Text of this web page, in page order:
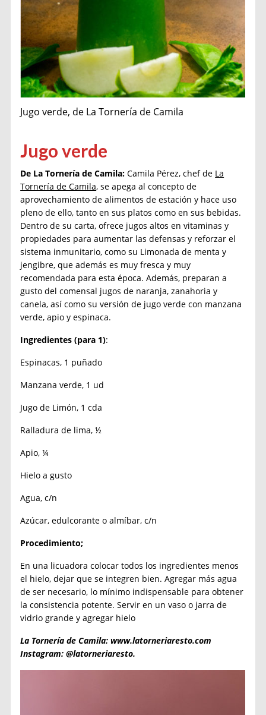
Jugo verde, de La Tornería de Camila
Jugo verde
De La Tornería de Camila: Camila Pérez, chef de La
Tornería de Camila, se apega al concepto de
aprovechamiento de alimentos de estación y hace uso
pleno de ello, tanto en sus platos como en sus bebidas.
Dentro de su carta, ofrece jugos altos en vitaminas y
propiedades para aumentar las defensas y reforzar el
sistema inmunitario, como su Limonada de menta y
jengibre, que además es muy fresca y muy
recomendada para esta época. Además, preparan a
gusto del comensal jugos de naranja, zanahoria y
canela, así como su versión de jugo verde con manzana
verde, apio y espinaca.
Ingredientes (para 1):
Espinacas, 1 puñado
Manzana verde, 1 ud
Jugo de Limón, 1 cda
Ralladura de lima, ½
Apio, ¼
Hielo a gusto
Agua, c/n
Azúcar, edulcorante o almíbar, c/n
Procedimiento;
En una licuadora colocar todos los ingredientes menos
el hielo, dejar que se integren bien. Agregar más agua
de ser necesario, lo mínimo indispensable para obtener
la consistencia potente. Servir en un vaso o jarra de
vidrio grande y agregar hielo
La Tornería de Camila: www.latorneriaresto.com
Instagram: @latorneriaresto.